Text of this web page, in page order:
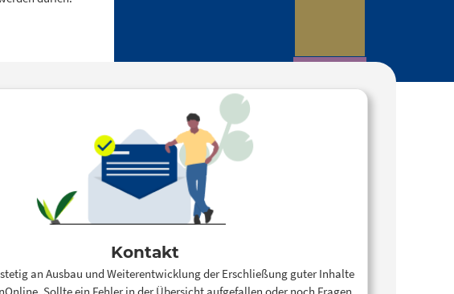
Kontakt
an Ausbau und Weiterentwicklung der Erschließung guter Inhalte